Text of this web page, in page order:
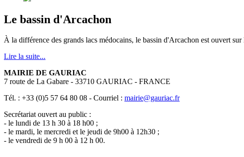
Le bassin d'Arcachon
À la différence des grands lacs médocains, le bassin d'Arcachon est ouvert
Lire la suite...
MAIRIE DE GAURIAC
7 route de La Gabare - 33710 GAURIAC - FRANCE
Tél. : +33 (0)5 57 64 80 08 - Courriel : mairie@gauriac.fr
Secrétariat ouvert au public :
- le lundi de 13 h 30 à 18 h00 ;
- le mardi, le mercredi et le jeudi de 9h00 à 12h30 ;
- le vendredi de 9 h 00 à 12 h 00.